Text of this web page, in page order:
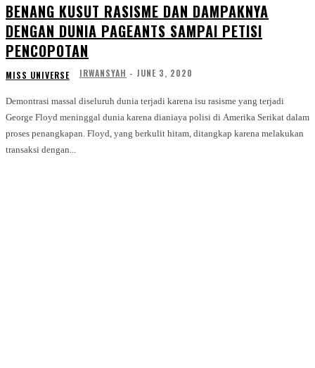
BENANG KUSUT RASISME DAN DAMPAKNYA
DENGAN DUNIA PAGEANTS SAMPAI PETISI
PENCOPOTAN
MISS UNIVERSE IRWANSYAH - JUNE 3, 2020
Demontrasi massal diseluruh dunia terjadi karena isu rasisme yang terjadi
George Floyd meninggal dunia karena dianiaya polisi di Amerika Serikat dalam
proses penangkapan. Floyd, yang berkulit hitam, ditangkap karena melakukan
transaksi dengan...